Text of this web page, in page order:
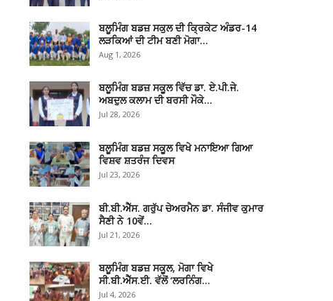
ਬਲੂਮਿੰਗ ਬਡਜ਼ ਸਕੁਲ ਦੀ ਕ੍ਰਿਕੇਟ ਅੰਡਰ-14
ਲੜਕਿਆਂ ਦੀ ਟੀਮ ਬਣੀ ਮੋਗਾ…
Aug 1, 2026
ਬਲੂਮਿੰਗ ਬਡਜ਼ ਸਕੂਲ ਵਿੱਚ ਡਾ. ਏ.ਪੀ.ਜੇ.
ਅਬਦੁਲ ਕਲਾਮ ਦੀ ਬਰਸੀ ਮੌਕੇ…
Jul 28, 2026
ਬਲੂਮਿੰਗ ਬਡਜ਼ ਸਕੂਲ ਵਿਖੇ ਮਨਾਇਆ ਗਿਆ
ਵਿਸ਼ਵ ਸ਼ਤਰੰਜ ਦਿਵਸ
Jul 23, 2026
ਬੀ.ਬੀ.ਐੱਸ. ਗਰੁੱਪ ਚੇਅਰਮੈਨ ਡਾ. ਸੰਜੀਵ ਕੁਮਾਰ
ਸੈਣੀ ਨੇ 10ਵੇਂ…
Jul 21, 2026
ਬਲੂਮਿੰਗ ਬਡਜ਼ ਸਕੂਲ, ਮੋਗਾ ਵਿਖੇ
ਸੀ.ਬੀ.ਐੱਸ.ਈ. ਵੱਲੋਂ ‘ਲਰਨਿੰਗ…
Jul 4, 2026